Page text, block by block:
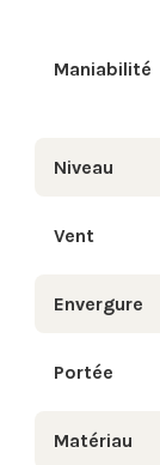
Maniabilité
Niveau
Vent
Envergure
Portée
Matériau